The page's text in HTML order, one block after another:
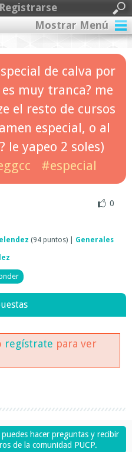
Mostrar Menú
de calva por
muy tranca? me
el resto de cursos
especial, o al
le yapeo 2 soles)
#especial
0
(94 puntos)
Generales
regístrate para ver
hacer preguntas y recibir
de la comunidad PUCP.